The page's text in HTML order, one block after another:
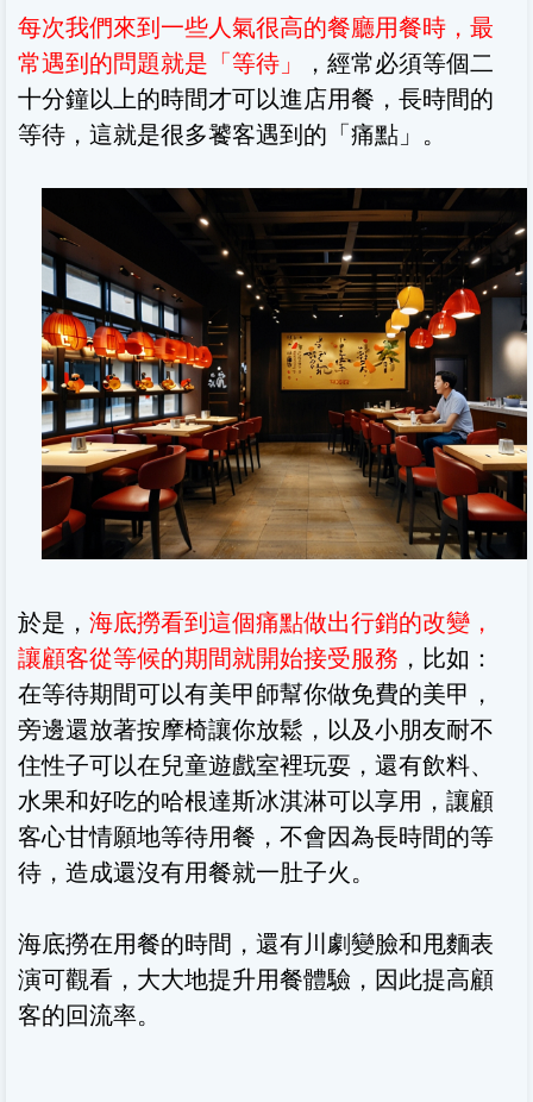
每次我們來到一些人氣很高的餐廳用餐時，最
常遇到的問題就是「等待」
，經常必須等個二
十分鐘以上的時間才可以進店用餐，長時間的
等待，這就是很多饕客遇到的「痛點」。
於是， 海底撈看到這個痛點做出行銷的改變，
讓顧客從等候的期間就開始接受服務 ，比如：
在等待期間可以有美甲師幫你做免費的美甲，
旁邊還放著按摩椅讓你放鬆，以及小朋友耐不
住性子可以在兒童遊戲室裡玩耍，還有飲料、
水果和好吃的哈根達斯冰淇淋可以享用，讓顧
客心甘情願地等待用餐，不會因為長時間的等
待，造成還沒有用餐就一肚子火。
海底撈在用餐的時間，還有川劇變臉和甩麵表
演可觀看，大大地提升用餐體驗，因此提高顧
客的回流率。